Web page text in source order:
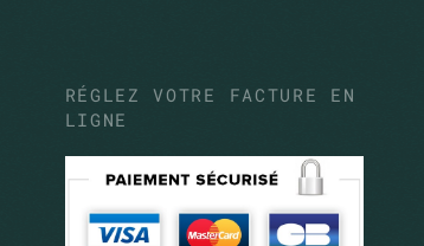
RÉGLEZ VOTRE FACTURE EN
LIGNE